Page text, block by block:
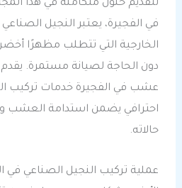
لتقديم حلول متكاملة في هذا
في الفجيرة، يعتبر النجيل
الخارجية التي تتطلب مظهرًا
دون الحاجة لصيانة مستمرة.
عشب في الفجيرة خدمات تركيب
احترافي يضمن استدامة العشب
حالاته.
عملية تركيب النجيل الصناعي في